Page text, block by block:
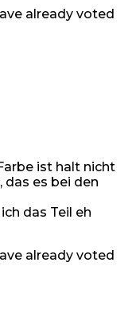
already voted
ist halt nicht
das es bei den
das Teil eh
already voted